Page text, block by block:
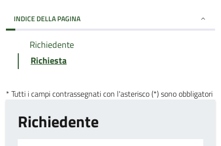
INDICE DELLA PAGINA
Richiedente
Richiesta
* Tutti i campi contrassegnati con l'asterisco (*) sono obbligatori
Richiedente